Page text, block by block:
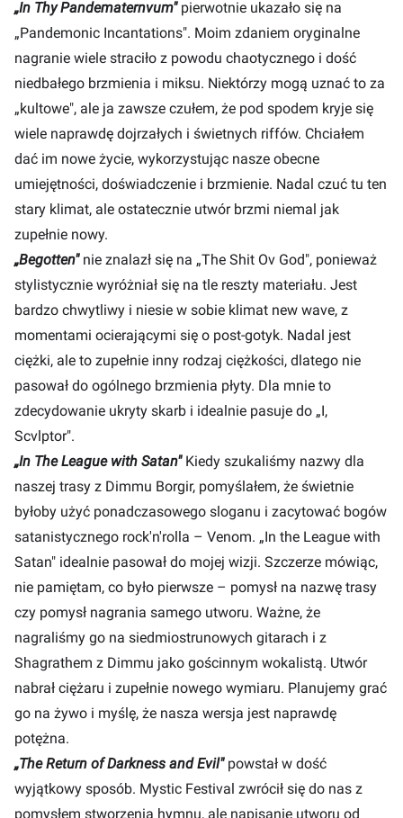
„In Thy Pandematernvum"pierwotnie ukazało się na
„Pandemonic Incantations". Moim zdaniem oryginalne
nagranie wiele straciło z powodu chaotycznego i dość
niedbałego brzmienia i miksu. Niektórzy mogą uznać to za
„kultowe", ale ja zawsze czułem, że pod spodem kryje się
wiele naprawdę dojrzałych i świetnych riffów. Chciałem
dać im nowe życie, wykorzystując nasze obecne
umiejętności, doświadczenie i brzmienie. Nadal czuć tu ten
stary klimat, ale ostatecznie utwór brzmi niemal jak
zupełnie nowy.
„Begotten"nie znalazł się na „The Shit Ov God", ponieważ
stylistycznie wyróżniał się na tle reszty materiału. Jest
bardzo chwytliwy i niesie w sobie klimat new wave, z
momentami ocierającymi się o post-gotyk. Nadal jest
ciężki, ale to zupełnie inny rodzaj ciężkości, dlatego nie
pasował do ogólnego brzmienia płyty. Dla mnie to
zdecydowanie ukryty skarb i idealnie pasuje do „I,
Scvlptor".
„In The League with Satan"Kiedy szukaliśmy nazwy dla
naszej trasy z Dimmu Borgir, pomyślałem, że świetnie
byłoby użyć ponadczasowego sloganu i zacytować bogów
satanistycznego rock'n'rolla – Venom. „In the League with
Satan" idealnie pasował do ​​mojej wizji. Szczerze mówiąc,
nie pamiętam, co było pierwsze – pomysł na nazwę trasy
czy pomysł nagrania samego utworu. Ważne, że
nagraliśmy go na siedmiostrunowych gitarach i z
Shagrathem z Dimmu jako gościnnym wokalistą. Utwór
nabrał ciężaru i zupełnie nowego wymiaru. Planujemy grać
go na żywo i myślę, że nasza wersja jest naprawdę
potężna.
„The Return of Darkness and Evil"powstał w dość
wyjątkowy sposób. Mystic Festival zwrócił się do nas z
pomysłem stworzenia hymnu, ale napisanie utworu od